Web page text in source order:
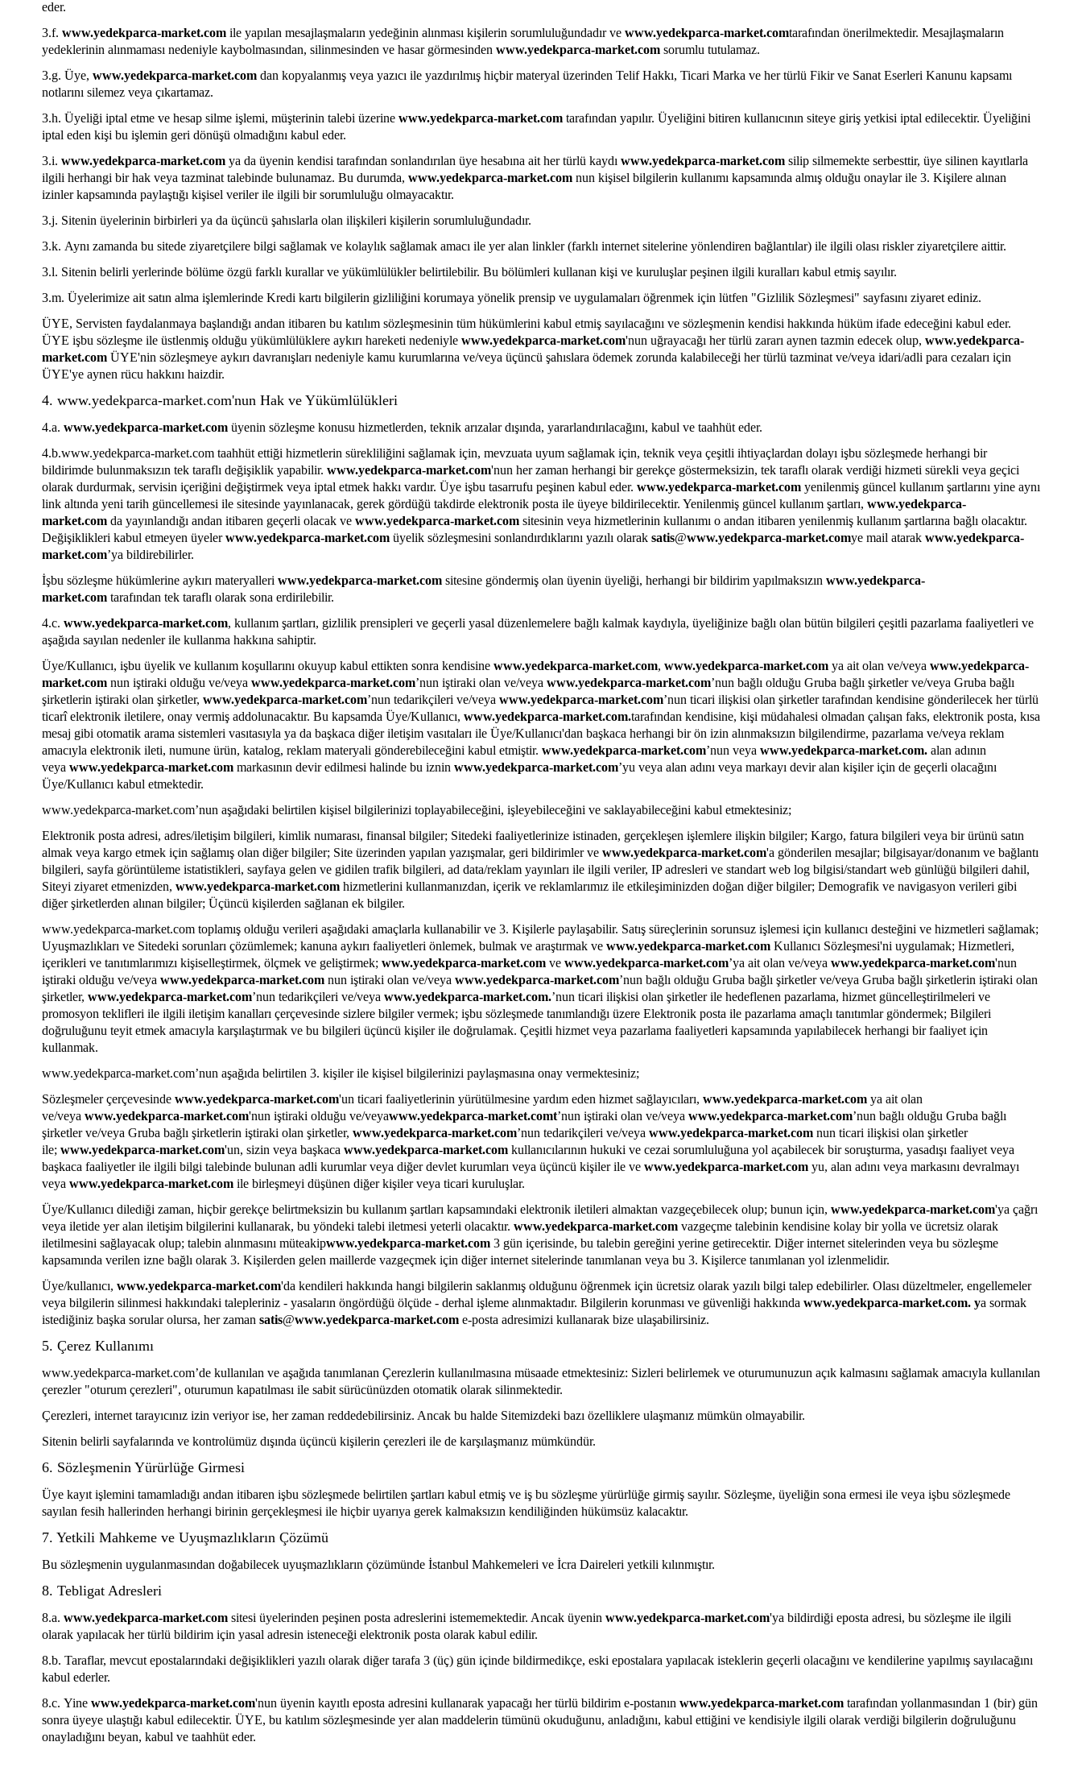
eder.
3.f. www.yedekparca-market.com ile yapılan mesajlaşmaların yedeğinin alınması kişilerin sorumluluğundadır ve www.yedekparca-market.comtarafından önerilmektedir. Mesajlaşmaların
yedeklerinin alınmaması nedeniyle kaybolmasından, silinmesinden ve hasar görmesinden www.yedekparca-market.com sorumlu tutulamaz.
3.g. Üye, www.yedekparca-market.com dan kopyalanmış veya yazıcı ile yazdırılmış hiçbir materyal üzerinden Telif Hakkı, Ticari Marka ve her türlü Fikir ve Sanat Eserleri Kanunu kapsamı
notlarını silemez veya çıkartamaz.
3.h. Üyeliği iptal etme ve hesap silme işlemi, müşterinin talebi üzerine www.yedekparca-market.com tarafından yapılır. Üyeliğini bitiren kullanıcının siteye giriş yetkisi iptal edilecektir. Üyeliğini
iptal eden kişi bu işlemin geri dönüşü olmadığını kabul eder.
3.i. www.yedekparca-market.com ya da üyenin kendisi tarafından sonlandırılan üye hesabına ait her türlü kaydı www.yedekparca-market.com silip silmemekte serbesttir, üye silinen kayıtlarla
ilgili herhangi bir hak veya tazminat talebinde bulunamaz. Bu durumda, www.yedekparca-market.com nun kişisel bilgilerin kullanımı kapsamında almış olduğu onaylar ile 3. Kişilere alınan
izinler kapsamında paylaştığı kişisel veriler ile ilgili bir sorumluluğu olmayacaktır.
3.j. Sitenin üyelerinin birbirleri ya da üçüncü şahıslarla olan ilişkileri kişilerin sorumluluğundadır.
3.k. Aynı zamanda bu sitede ziyaretçilere bilgi sağlamak ve kolaylık sağlamak amacı ile yer alan linkler (farklı internet sitelerine yönlendiren bağlantılar) ile ilgili olası riskler ziyaretçilere aittir.
3.l. Sitenin belirli yerlerinde bölüme özgü farklı kurallar ve yükümlülükler belirtilebilir. Bu bölümleri kullanan kişi ve kuruluşlar peşinen ilgili kuralları kabul etmiş sayılır.
3.m. Üyelerimize ait satın alma işlemlerinde Kredi kartı bilgilerin gizliliğini korumaya yönelik prensip ve uygulamaları öğrenmek için lütfen "Gizlilik Sözleşmesi" sayfasını ziyaret ediniz.
ÜYE, Servisten faydalanmaya başlandığı andan itibaren bu katılım sözleşmesinin tüm hükümlerini kabul etmiş sayılacağını ve sözleşmenin kendisi hakkında hüküm ifade edeceğini kabul eder.
ÜYE işbu sözleşme ile üstlenmiş olduğu yükümlülüklere aykırı hareketi nedeniyle www.yedekparca-market.com'nun uğrayacağı her türlü zararı aynen tazmin edecek olup, www.yedekparca-
market.com ÜYE'nin sözleşmeye aykırı davranışları nedeniyle kamu kurumlarına ve/veya üçüncü şahıslara ödemek zorunda kalabileceği her türlü tazminat ve/veya idari/adli para cezaları için
ÜYE'ye aynen rücu hakkını haizdir.
4. www.yedekparca-market.com'nun Hak ve Yükümlülükleri
4.a. www.yedekparca-market.com üyenin sözleşme konusu hizmetlerden, teknik arızalar dışında, yararlandırılacağını, kabul ve taahhüt eder.
4.b.www.yedekparca-market.com taahhüt ettiği hizmetlerin sürekliliğini sağlamak için, mevzuata uyum sağlamak için, teknik veya çeşitli ihtiyaçlardan dolayı işbu sözleşmede herhangi bir
bildirimde bulunmaksızın tek taraflı değişiklik yapabilir. www.yedekparca-market.com'nun her zaman herhangi bir gerekçe göstermeksizin, tek taraflı olarak verdiği hizmeti sürekli veya geçici
olarak durdurmak, servisin içeriğini değiştirmek veya iptal etmek hakkı vardır. Üye işbu tasarrufu peşinen kabul eder. www.yedekparca-market.com yenilenmiş güncel kullanım şartlarını yine aynı
link altında yeni tarih güncellemesi ile sitesinde yayınlanacak, gerek gördüğü takdirde elektronik posta ile üyeye bildirilecektir. Yenilenmiş güncel kullanım şartları, www.yedekparca-
market.com da yayınlandığı andan itibaren geçerli olacak ve www.yedekparca-market.com sitesinin veya hizmetlerinin kullanımı o andan itibaren yenilenmiş kullanım şartlarına bağlı olacaktır.
Değişiklikleri kabul etmeyen üyelerwww.yedekparca-market.com üyelik sözleşmesini sonlandırdıklarını yazılı olarak satis@www.yedekparca-market.comye mail atarak www.yedekparca-
market.com’ya bildirebilirler.
İşbu sözleşme hükümlerine aykırı materyalleri www.yedekparca-market.com sitesine göndermiş olan üyenin üyeliği, herhangi bir bildirim yapılmaksızın www.yedekparca-
market.com tarafından tek taraflı olarak sona erdirilebilir.
4.c. www.yedekparca-market.com, kullanım şartları, gizlilik prensipleri ve geçerli yasal düzenlemelere bağlı kalmak kaydıyla, üyeliğinize bağlı olan bütün bilgileri çeşitli pazarlama faaliyetleri ve
aşağıda sayılan nedenler ile kullanma hakkına sahiptir.
Üye/Kullanıcı, işbu üyelik ve kullanım koşullarını okuyup kabul ettikten sonra kendisine www.yedekparca-market.com, www.yedekparca-market.com ya ait olan ve/veya www.yedekparca-
market.com nun iştiraki olduğu ve/veya www.yedekparca-market.com’nun iştiraki olan ve/veya www.yedekparca-market.com’nun bağlı olduğu Gruba bağlı şirketler ve/veya Gruba bağlı
şirketlerin iştiraki olan şirketler, www.yedekparca-market.com’nun tedarikçileri ve/veya www.yedekparca-market.com’nun ticari ilişkisi olan şirketler tarafından kendisine gönderilecek her türlü
ticarî elektronik iletilere, onay vermiş addolunacaktır. Bu kapsamda Üye/Kullanıcı, www.yedekparca-market.com.tarafından kendisine, kişi müdahalesi olmadan çalışan faks, elektronik posta, kısa
mesaj gibi otomatik arama sistemleri vasıtasıyla ya da başkaca diğer iletişim vasıtaları ile Üye/Kullanıcı'dan başkaca herhangi bir ön izin alınmaksızın bilgilendirme, pazarlama ve/veya reklam
amacıyla elektronik ileti, numune ürün, katalog, reklam materyali gönderebileceğini kabul etmiştir. www.yedekparca-market.com’nun veya www.yedekparca-market.com. alan adının
veya www.yedekparca-market.com markasının devir edilmesi halinde bu iznin www.yedekparca-market.com’yu veya alan adını veya markayı devir alan kişiler için de geçerli olacağını
Üye/Kullanıcı kabul etmektedir.
www.yedekparca-market.com’nun aşağıdaki belirtilen kişisel bilgilerinizi toplayabileceğini, işleyebileceğini ve saklayabileceğini kabul etmektesiniz;
Elektronik posta adresi, adres/iletişim bilgileri, kimlik numarası, finansal bilgiler; Sitedeki faaliyetlerinize istinaden, gerçekleşen işlemlere ilişkin bilgiler; Kargo, fatura bilgileri veya bir ürünü satın
almak veya kargo etmek için sağlamış olan diğer bilgiler; Site üzerinden yapılan yazışmalar, geri bildirimler ve www.yedekparca-market.com'a gönderilen mesajlar; bilgisayar/donanım ve bağlantı
bilgileri, sayfa görüntüleme istatistikleri, sayfaya gelen ve gidilen trafik bilgileri, ad data/reklam yayınları ile ilgili veriler, IP adresleri ve standart web log bilgisi/standart web günlüğü bilgileri dahil,
Siteyi ziyaret etmenizden, www.yedekparca-market.com hizmetlerini kullanmanızdan, içerik ve reklamlarımız ile etkileşiminizden doğan diğer bilgiler; Demografik ve navigasyon verileri gibi
diğer şirketlerden alınan bilgiler; Üçüncü kişilerden sağlanan ek bilgiler.
www.yedekparca-market.com toplamış olduğu verileri aşağıdaki amaçlarla kullanabilir ve 3. Kişilerle paylaşabilir. Satış süreçlerinin sorunsuz işlemesi için kullanıcı desteğini ve hizmetleri sağlamak;
Uyuşmazlıkları ve Sitedeki sorunları çözümlemek; kanuna aykırı faaliyetleri önlemek, bulmak ve araştırmak ve www.yedekparca-market.com Kullanıcı Sözleşmesi'ni uygulamak; Hizmetleri,
içerikleri ve tanıtımlarımızı kişiselleştirmek, ölçmek ve geliştirmek; www.yedekparca-market.com ve www.yedekparca-market.com’ya ait olan ve/veya www.yedekparca-market.com'nun
iştiraki olduğu ve/veya www.yedekparca-market.com nun iştiraki olan ve/veya www.yedekparca-market.com’nun bağlı olduğu Gruba bağlı şirketler ve/veya Gruba bağlı şirketlerin iştiraki olan
şirketler, www.yedekparca-market.com’nun tedarikçileri ve/veya www.yedekparca-market.com.’nun ticari ilişkisi olan şirketler ile hedeflenen pazarlama, hizmet güncelleştirilmeleri ve
promosyon teklifleri ile ilgili iletişim kanalları çerçevesinde sizlere bilgiler vermek; işbu sözleşmede tanımlandığı üzere Elektronik posta ile pazarlama amaçlı tanıtımlar göndermek; Bilgileri
doğruluğunu teyit etmek amacıyla karşılaştırmak ve bu bilgileri üçüncü kişiler ile doğrulamak. Çeşitli hizmet veya pazarlama faaliyetleri kapsamında yapılabilecek herhangi bir faaliyet için
kullanmak.
www.yedekparca-market.com’nun aşağıda belirtilen 3. kişiler ile kişisel bilgilerinizi paylaşmasına onay vermektesiniz;
Sözleşmeler çerçevesinde www.yedekparca-market.com'un ticari faaliyetlerinin yürütülmesine yardım eden hizmet sağlayıcıları, www.yedekparca-market.com ya ait olan
ve/veya www.yedekparca-market.com'nun iştiraki olduğu ve/veyawww.yedekparca-market.comt’nun iştiraki olan ve/veya www.yedekparca-market.com’nun bağlı olduğu Gruba bağlı
şirketler ve/veya Gruba bağlı şirketlerin iştiraki olan şirketler, www.yedekparca-market.com’nun tedarikçileri ve/veya www.yedekparca-market.com nun ticari ilişkisi olan şirketler
ile; www.yedekparca-market.com'un, sizin veya başkaca www.yedekparca-market.com kullanıcılarının hukuki ve cezai sorumluluğuna yol açabilecek bir soruşturma, yasadışı faaliyet veya
başkaca faaliyetler ile ilgili bilgi talebinde bulunan adli kurumlar veya diğer devlet kurumları veya üçüncü kişiler ile ve www.yedekparca-market.com yu, alan adını veya markasını devralmayı
veya www.yedekparca-market.com ile birleşmeyi düşünen diğer kişiler veya ticari kuruluşlar.
Üye/Kullanıcı dilediği zaman, hiçbir gerekçe belirtmeksizin bu kullanım şartları kapsamındaki elektronik iletileri almaktan vazgeçebilecek olup; bunun için, www.yedekparca-market.com'ya çağrı
veya iletide yer alan iletişim bilgilerini kullanarak, bu yöndeki talebi iletmesi yeterli olacaktır. www.yedekparca-market.com vazgeçme talebinin kendisine kolay bir yolla ve ücretsiz olarak
iletilmesini sağlayacak olup; talebin alınmasını müteakipwww.yedekparca-market.com 3 gün içerisinde, bu talebin gereğini yerine getirecektir. Diğer internet sitelerinden veya bu sözleşme
kapsamında verilen izne bağlı olarak 3. Kişilerden gelen maillerde vazgeçmek için diğer internet sitelerinde tanımlanan veya bu 3. Kişilerce tanımlanan yol izlenmelidir.
Üye/kullanıcı, www.yedekparca-market.com'da kendileri hakkında hangi bilgilerin saklanmış olduğunu öğrenmek için ücretsiz olarak yazılı bilgi talep edebilirler. Olası düzeltmeler, engellemeler
veya bilgilerin silinmesi hakkındaki talepleriniz - yasaların öngördüğü ölçüde - derhal işleme alınmaktadır. Bilgilerin korunması ve güvenliği hakkında www.yedekparca-market.com. ya sormak
istediğiniz başka sorular olursa, her zaman satis@www.yedekparca-market.com e-posta adresimizi kullanarak bize ulaşabilirsiniz.
5. Çerez Kullanımı
www.yedekparca-market.com’de kullanılan ve aşağıda tanımlanan Çerezlerin kullanılmasına müsaade etmektesiniz: Sizleri belirlemek ve oturumunuzun açık kalmasını sağlamak amacıyla kullanılan
çerezler "oturum çerezleri", oturumun kapatılması ile sabit sürücünüzden otomatik olarak silinmektedir.
Çerezleri, internet tarayıcınız izin veriyor ise, her zaman reddedebilirsiniz. Ancak bu halde Sitemizdeki bazı özelliklere ulaşmanız mümkün olmayabilir.
Sitenin belirli sayfalarında ve kontrolümüz dışında üçüncü kişilerin çerezleri ile de karşılaşmanız mümkündür.
6. Sözleşmenin Yürürlüğe Girmesi
Üye kayıt işlemini tamamladığı andan itibaren işbu sözleşmede belirtilen şartları kabul etmiş ve iş bu sözleşme yürürlüğe girmiş sayılır. Sözleşme, üyeliğin sona ermesi ile veya işbu sözleşmede
sayılan fesih hallerinden herhangi birinin gerçekleşmesi ile hiçbir uyarıya gerek kalmaksızın kendiliğinden hükümsüz kalacaktır.
7. Yetkili Mahkeme ve Uyuşmazlıkların Çözümü
Bu sözleşmenin uygulanmasından doğabilecek uyuşmazlıkların çözümünde İstanbul Mahkemeleri ve İcra Daireleri yetkili kılınmıştır.
8. Tebligat Adresleri
8.a. www.yedekparca-market.com sitesi üyelerinden peşinen posta adreslerini istememektedir. Ancak üyenin www.yedekparca-market.com'ya bildirdiği eposta adresi, bu sözleşme ile ilgili
olarak yapılacak her türlü bildirim için yasal adresin isteneceği elektronik posta olarak kabul edilir.
8.b. Taraflar, mevcut epostalarındaki değişiklikleri yazılı olarak diğer tarafa 3 (üç) gün içinde bildirmedikçe, eski epostalara yapılacak isteklerin geçerli olacağını ve kendilerine yapılmış sayılacağını
kabul ederler.
8.c. Yine www.yedekparca-market.com'nun üyenin kayıtlı eposta adresini kullanarak yapacağı her türlü bildirim e-postanın www.yedekparca-market.com tarafından yollanmasından 1 (bir) gün
sonra üyeye ulaştığı kabul edilecektir. ÜYE, bu katılım sözleşmesinde yer alan maddelerin tümünü okuduğunu, anladığını, kabul ettiğini ve kendisiyle ilgili olarak verdiği bilgilerin doğruluğunu
onayladığını beyan, kabul ve taahhüt eder.